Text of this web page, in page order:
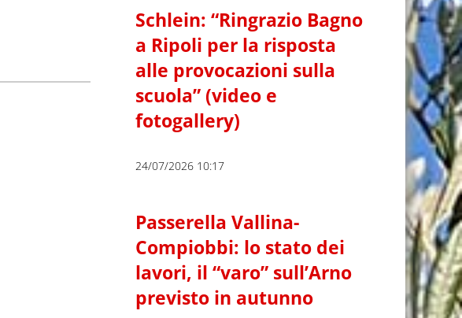
Schlein: “Ringrazio Bagno
a Ripoli per la risposta
alle provocazioni sulla
scuola” (video e
fotogallery)
24/07/2026 10:17
Passerella Vallina-
Compiobbi: lo stato dei
lavori, il “varo” sull’Arno
previsto in autunno